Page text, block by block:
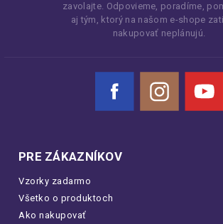
zavolajte. Odpovieme, poradíme,
aj tým, ktorý na našom e-shope
nakupovať neplánujú.
Facebook Instagram YouTube
PRE ZÁKAZNÍKOV
Vzorky zadarmo
Všetko o produktoch
Ako nakupovať